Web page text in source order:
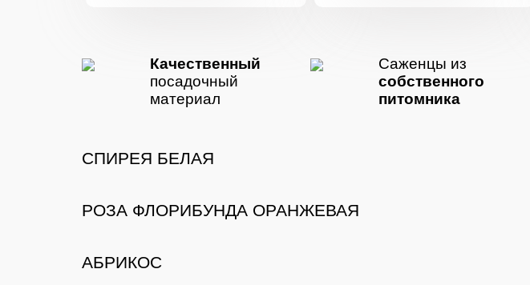
Качественный
посадочный
материал
Саженцы из
собственного
питомника
СПИРЕЯ БЕЛАЯ
РОЗА ФЛОРИБУНДА ОРАНЖЕВАЯ
АБРИКОС